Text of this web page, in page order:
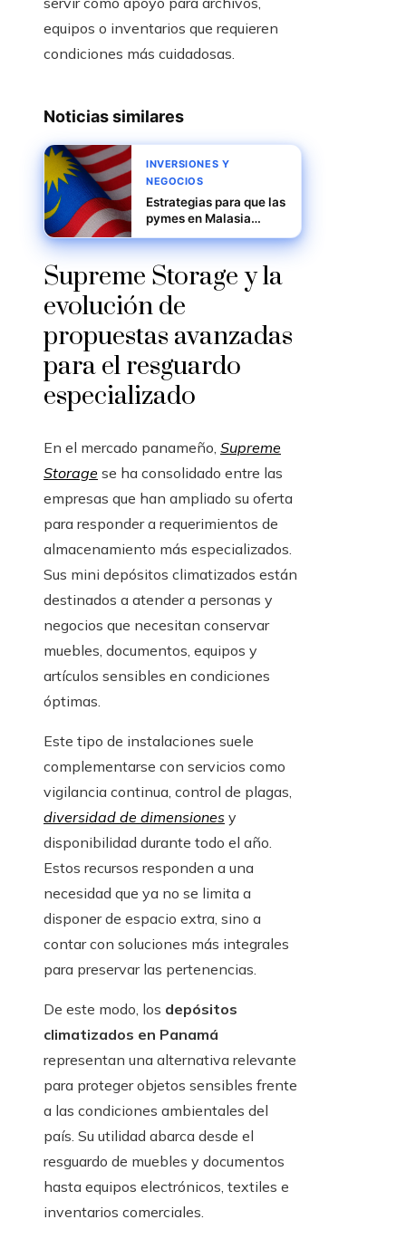
equipos o inventarios que requieren
condiciones más cuidadosas.
Noticias similares
INVERSIONES Y
NEGOCIOS
Estrategias para que las
pymes en Malasia
obtengan
certificaciones
internacionales
Supreme Storage y la
evolución de
propuestas avanzadas
para el resguardo
especializado
En el mercado panameño, Supreme
Storage se ha consolidado entre las
empresas que han ampliado su oferta
para responder a requerimientos de
almacenamiento más especializados.
Sus mini depósitos climatizados están
destinados a atender a personas y
negocios que necesitan conservar
muebles, documentos, equipos y
artículos sensibles en condiciones
óptimas.
Este tipo de instalaciones suele
complementarse con servicios como
vigilancia continua, control de plagas,
diversidad de dimensiones y
disponibilidad durante todo el año.
Estos recursos responden a una
necesidad que ya no se limita a
disponer de espacio extra, sino a
contar con soluciones más integrales
para preservar las pertenencias.
De este modo, los depósitos
climatizados en Panamá
representan una alternativa relevante
para proteger objetos sensibles frente
a las condiciones ambientales del
país. Su utilidad abarca desde el
resguardo de muebles y documentos
hasta equipos electrónicos, textiles e
inventarios comerciales.